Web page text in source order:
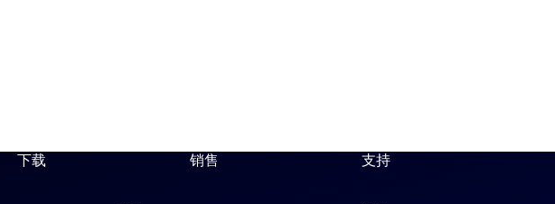
下载 销售 支持
支持